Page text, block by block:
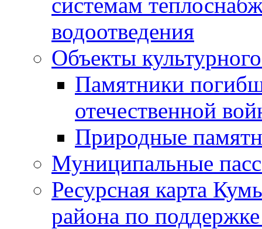
водоотведения
Объекты
Памятники
отечественной
Природные
Муниципальные
Ресурсная карта
района по